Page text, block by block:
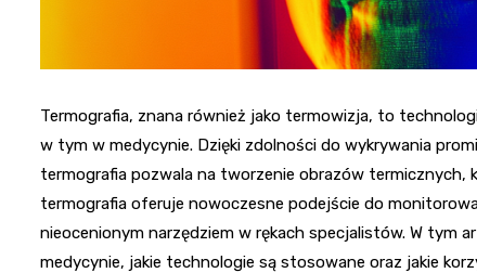
Termografia, znana również jako termowizja, to
w tym w medycynie. Dzięki zdolności do wykrywania
termografia pozwala na tworzenie obrazów termicznych,
termografia oferuje nowoczesne podejście do
nieocenionym narzędziem w rękach specjalistów. W tym
medycynie, jakie technologie są stosowane oraz jakie